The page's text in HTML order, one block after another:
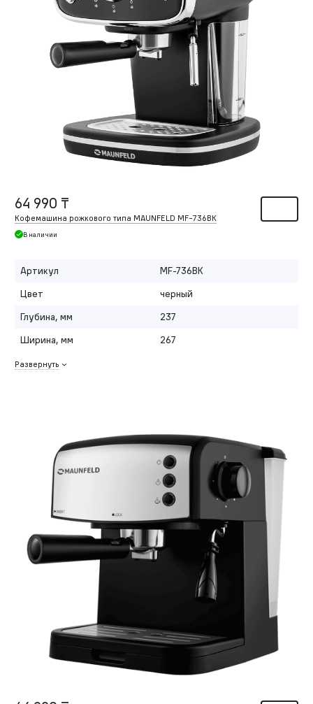
64 990 ₸
Кофемашина рожкового типа MAUNFELD MF-736BK
В наличии
Артикул
MF-736BK
Цвет
черный
Глубина, мм
237
Ширина, мм
267
Развернуть